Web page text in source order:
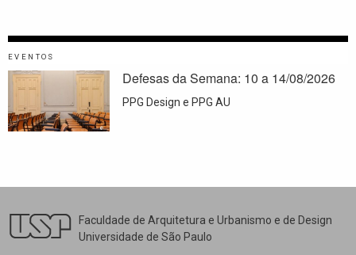
EVENTOS
Defesas da Semana: 10 a 14/08/2026
PPG Design e PPG AU
Faculdade de Arquitetura e Urbanismo e de Design
Universidade de São Paulo